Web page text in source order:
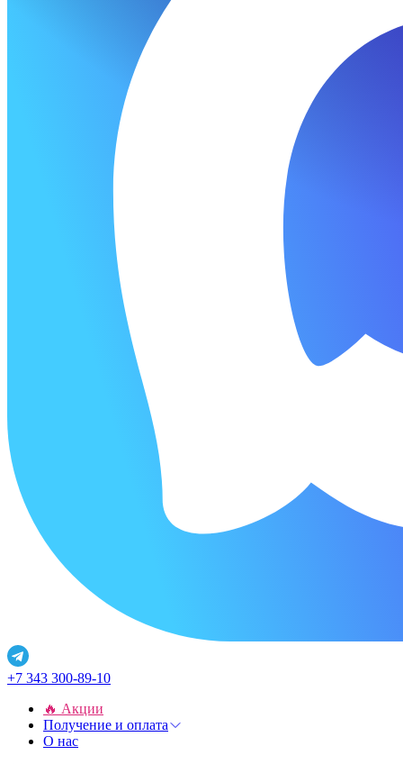
+7 343 300-89-10
🔥 Акции
Получение и оплата
О нас